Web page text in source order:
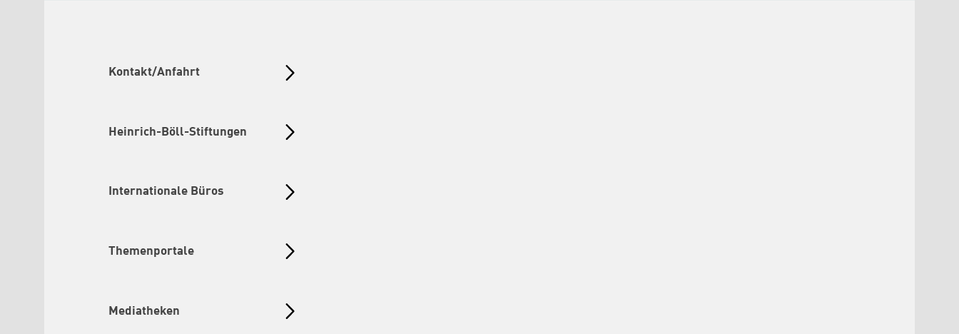
Kontakt/Anfahrt
Heinrich-Böll-Stiftungen
Internationale Büros
Themenportale
Mediatheken